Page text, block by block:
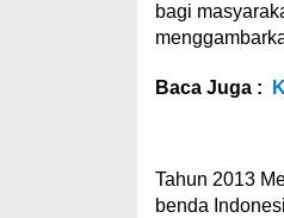
bagi
Baca Juga :
Tahun 2013
benda